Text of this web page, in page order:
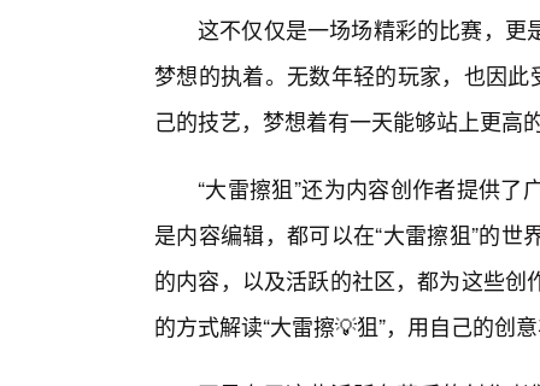
这不仅仅是一场场精彩的比赛，更
梦想的执着。无数年轻的玩家，也因
己的技艺，梦想着有一天能够站上更高
“大雷擦狙”还为内容创作者提供
是内容编辑，都可以在“大雷擦狙”的
的内容，以及活跃的社区，都为这些
的方式解读“大雷擦💡狙”，用自己的创